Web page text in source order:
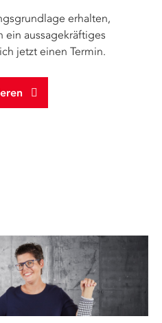
erhalten,
ein aussagekräftiges
jetzt einen Termin.